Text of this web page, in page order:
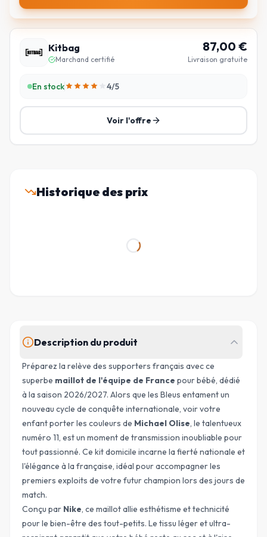
Kitbag
Marchand certifié
87,00 €
Livraison gratuite
En stock 4/5
Voir l'offre
Historique des prix
Description du produit
Préparez la relève des supporters français avec ce
superbe maillot de l'équipe de France pour bébé, dédié
à la saison 2026/2027. Alors que les Bleus entament un
nouveau cycle de conquête internationale, voir votre
enfant porter les couleurs de Michael Olise, le talentueux
numéro 11, est un moment de transmission inoubliable pour
tout passionné. Ce kit domicile incarne la fierté nationale et
l'élégance à la française, idéal pour accompagner les
premiers exploits de votre futur champion lors des jours de
match.
Conçu par Nike, ce maillot allie esthétisme et technicité
pour le bien-être des tout-petits. Le tissu léger et ultra-